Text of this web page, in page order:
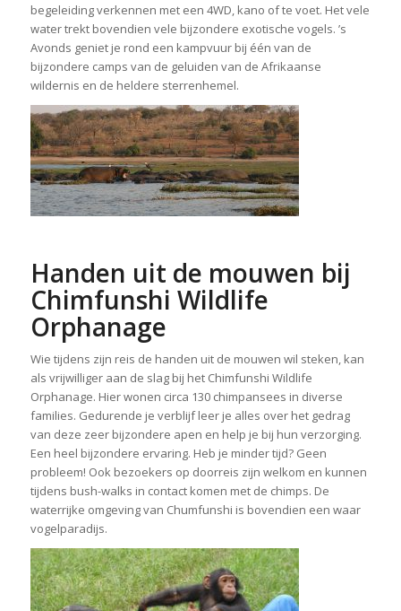
begeleiding verkennen met een 4WD, kano of te voet. Het vele
water trekt bovendien vele bijzondere exotische vogels. ’s
Avonds geniet je rond een kampvuur bij één van de
bijzondere camps van de geluiden van de Afrikaanse
wildernis en de heldere sterrenhemel.
Handen uit de mouwen bij
Chimfunshi Wildlife
Orphanage
Wie tijdens zijn reis de handen uit de mouwen wil steken, kan
als vrijwilliger aan de slag bij het Chimfunshi Wildlife
Orphanage. Hier wonen circa 130 chimpansees in diverse
families. Gedurende je verblijf leer je alles over het gedrag
van deze zeer bijzondere apen en help je bij hun verzorging.
Een heel bijzondere ervaring. Heb je minder tijd? Geen
probleem! Ook bezoekers op doorreis zijn welkom en kunnen
tijdens bush-walks in contact komen met de chimps. De
waterrijke omgeving van Chumfunshi is bovendien een waar
vogelparadijs.